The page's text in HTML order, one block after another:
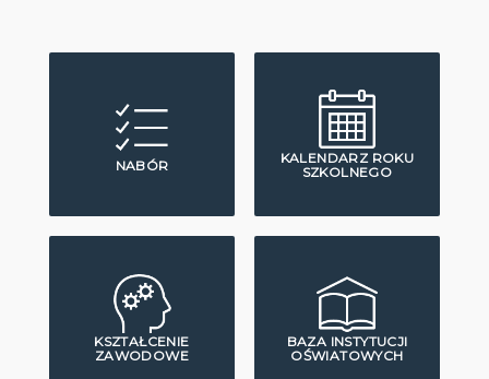
NABÓR
KALENDARZ ROKU
SZKOLNEGO
KSZTAŁCENIE
ZAWODOWE
BAZA INSTYTUCJI
OŚWIATOWYCH